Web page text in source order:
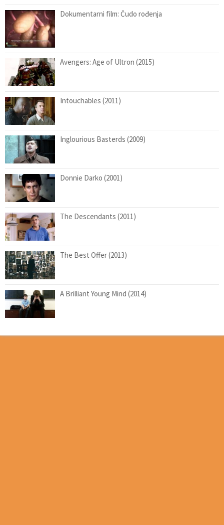
Dokumentarni film: Čudo rođenja
Avengers: Age of Ultron (2015)
Intouchables (2011)
Inglourious Basterds (2009)
Donnie Darko (2001)
The Descendants (2011)
The Best Offer (2013)
A Brilliant Young Mind (2014)